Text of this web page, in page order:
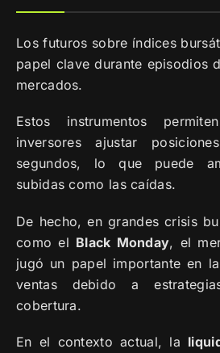
Los futuros sobre índices
papel clave durante episodios
mercados.
Estos instrumentos
inversores ajustar
segundos, lo que puede
subidas como las caídas.
De hecho, en grandes crisis
como el Black Monday, el
jugó un papel importante en
ventas debido a
cobertura.
En el contexto actual, la